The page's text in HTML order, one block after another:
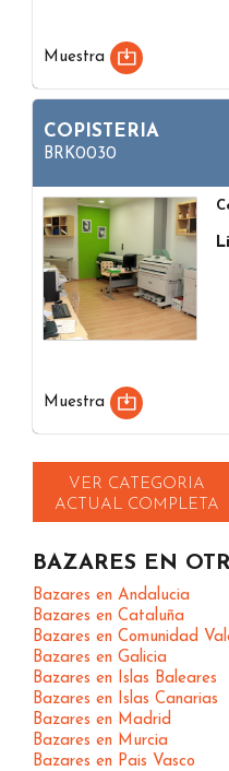
Muestra
COPISTERIA
BRK0030
Muestra
VER CATEGORIA
ACTUAL COMPLETA
BAZARES EN
Bazares en Andalucia
Bazares en Cataluña
Bazares en Comunidad
Bazares en Galicia
Bazares en Islas Baleares
Bazares en Islas Canarias
Bazares en Madrid
Bazares en Murcia
Bazares en Pais Vasco